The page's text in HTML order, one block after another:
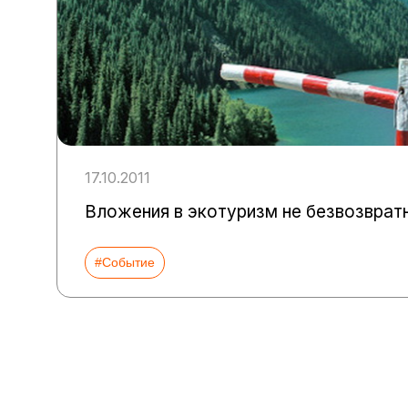
17.10.2011
Вложения в экотуризм не
#Событие